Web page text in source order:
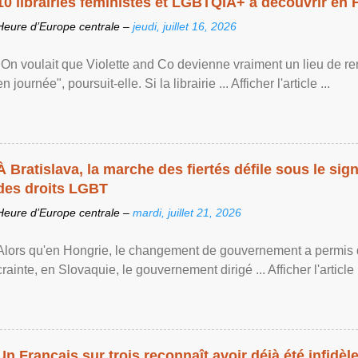
d’Europe centrale – jeudi, juillet 16, 2026
voulait que Violette and Co devienne vraiment un lieu de
journée", poursuit-elle. Si la librairie ... Afficher l'article ...
Bratislava, la marche des fiertés défile sous le
droits LGBT
d’Europe centrale – mardi, juillet 21, 2026
qu'en Hongrie, le changement de gouvernement a
en Slovaquie, le gouvernement dirigé ... Afficher l'article